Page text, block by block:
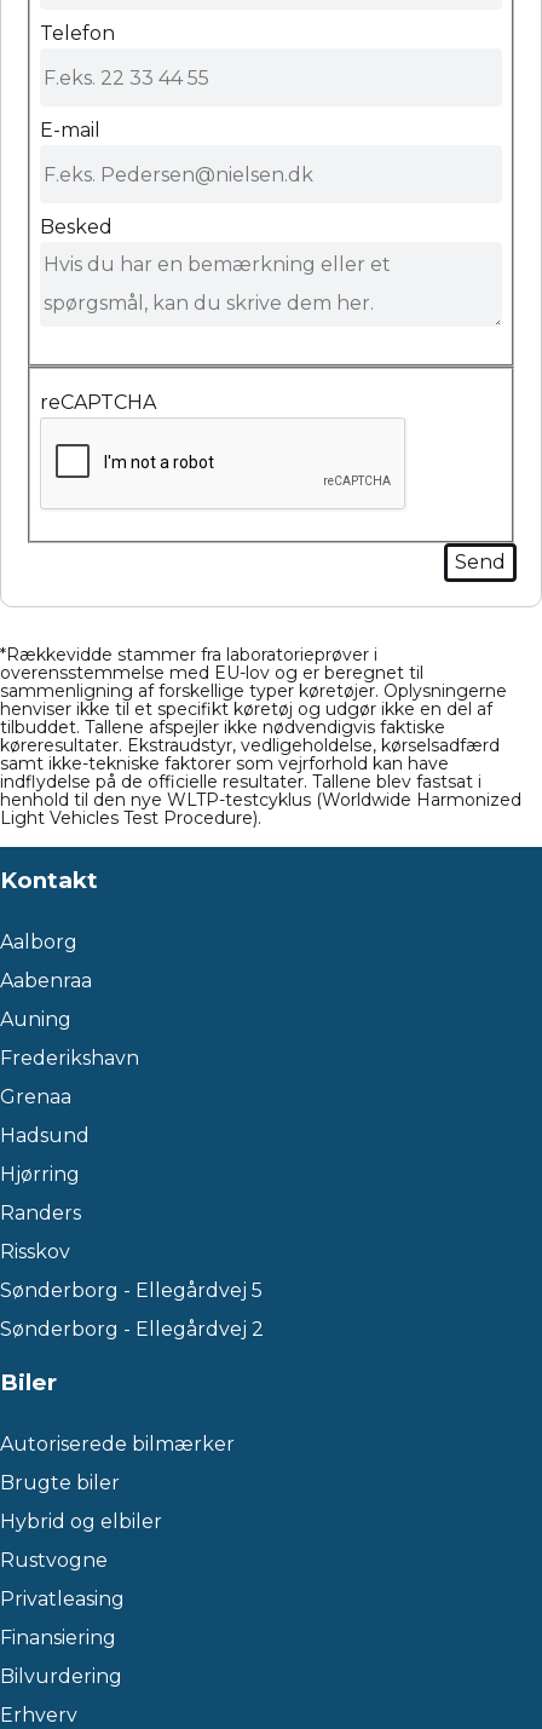
Telefon
E-mail
Besked
reCAPTCHA
*Rækkevidde stammer fra laboratorieprøver i
overensstemmelse med EU-lov og er beregnet til
sammenligning af forskellige typer køretøjer. Oplysningerne
henviser ikke til et specifikt køretøj og udgør ikke en del af
tilbuddet. Tallene afspejler ikke nødvendigvis faktiske
køreresultater. Ekstraudstyr, vedligeholdelse, kørselsadfærd
samt ikke-tekniske faktorer som vejrforhold kan have
indflydelse på de officielle resultater. Tallene blev fastsat i
henhold til den nye WLTP-testcyklus (Worldwide Harmonized
Light Vehicles Test Procedure).
Kontakt
Aalborg
Aabenraa
Auning
Frederikshavn
Grenaa
Hadsund
Hjørring
Randers
Risskov
Sønderborg - Ellegårdvej 5
Sønderborg - Ellegårdvej 2
Biler
Autoriserede bilmærker
Brugte biler
Hybrid og elbiler
Rustvogne
Privatleasing
Finansiering
Bilvurdering
Erhverv